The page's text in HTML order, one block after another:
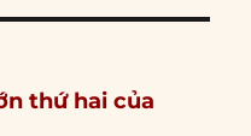
thứ hai của